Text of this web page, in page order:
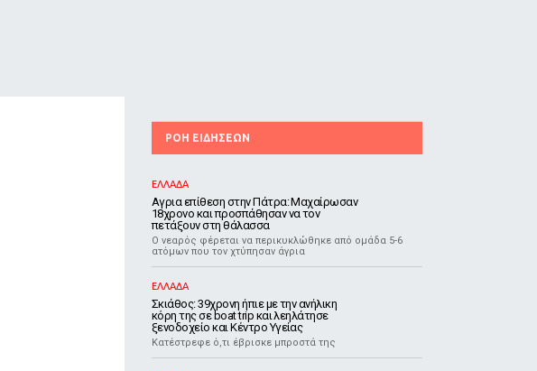
ΡΟΗ ΕΙΔΗΣΕΩΝ
ΕΛΛΑΔΑ
Αγρια επίθεση στην Πάτρα: Μαχαίρωσαν
18χρονο και προσπάθησαν να τον
πετάξουν στη θάλασσα
Ο νεαρός φέρεται να περικυκλώθηκε από ομάδα 5-6
ατόμων που τον χτύπησαν άγρια
ΕΛΛΑΔΑ
Σκιάθος: 39χρονη ήπιε με την ανήλικη
κόρη της σε boat trip και λεηλάτησε
ξενοδοχείο και Κέντρο Υγείας
Κατέστρεφε ό,τι έβρισκε μπροστά της